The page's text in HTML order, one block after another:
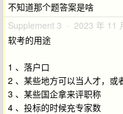
不知道那个题答案是啥
Supplement 3 · 2023 年 11
软考的用途
1 、落户口
2 、某些地方可以当人才，或
3 、某些国企拿来评职称
4 、投标的时候充专家数